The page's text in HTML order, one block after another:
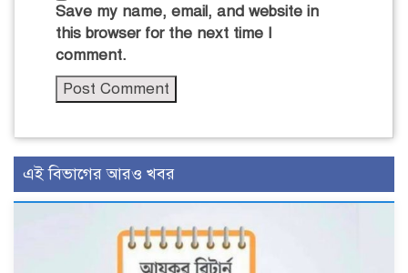
Save my name, email, and website in
this browser for the next time I
comment.
এই বিভাগের আরও খবর